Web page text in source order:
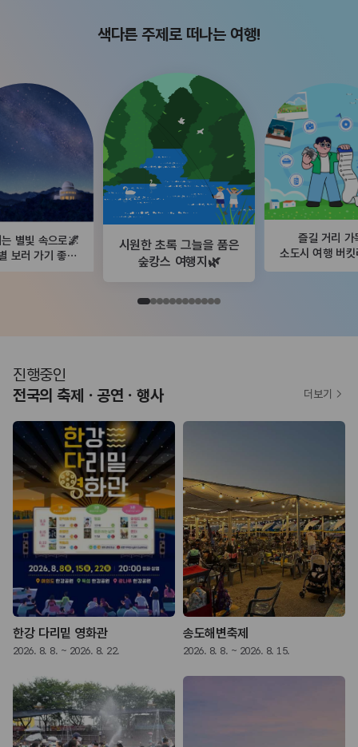
색다른 주제로 떠나는 여행!
별빛 속으로🌌
보러 가기 좋은
시원한 초록 그늘을 품은
숲캉스 여행지🌿
즐길 거리 가
소도시 여행 버킷
진행중인
전국의 축제ㆍ공연ㆍ행사
한강 다리밑 영화관
2026. 8. 8. ~ 2026. 8. 22.
송도해변축제
2026. 8. 8. ~ 2026. 8. 15.
더보기